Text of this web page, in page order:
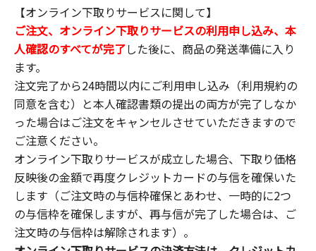
【オンライン下取りサービスに関して】
ご注文、オンライン下取りサービスの利用申し込み、本
人確認のすべてが完了した後に、商品の発送準備に入り
ます。
注文完了から24時間以内にご利用申し込み（利用規約の
同意を含む）と本人確認書類の提出の両方が完了しなか
った場合はご注文をキャンセルさせていただきますので
ご注意ください。
オンライン下取りサービスが成立した場合、下取り価格
反映後の金額で再度クレジットカードの与信を確保いた
します（ご注文時の与信枠確保とあわせ、一時的に2つ
の与信枠を確保しますが、再与信が完了した場合は、ご
注文時の与信枠は解除されます）。